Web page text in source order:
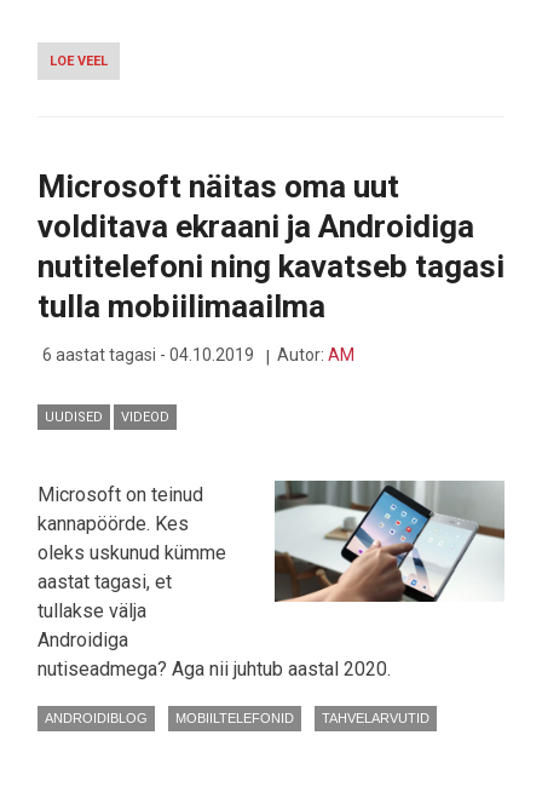
LOE VEEL
VIDEO:
ENIMVAADATUD
ILMSELT
PARIM
TEHNOLOOGIAREKLAAM
Microsoft näitas oma uut
volditava ekraani ja Androidiga
nutitelefoni ning kavatseb tagasi
tulla mobiilimaailma
6 aastat tagasi - 04.10.2019 Autor: AM
UUDISED VIDEOD
Microsoft on teinud
kannapöörde. Kes
oleks uskunud kümme
aastat tagasi, et
tullakse välja
Androidiga
nutiseadmega? Aga nii juhtub aastal 2020.
ANDROIDIBLOG MOBIILTELEFONID TAHVELARVUTID